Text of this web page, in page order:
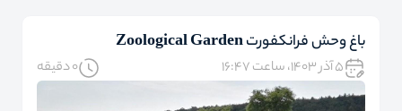
باغ وحش فرانکفورت Zoological Garden
۵ آذر ۱۴۰۳، ساعت ۱۶:۴۷ 0 دقیقه